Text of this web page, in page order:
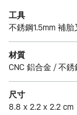
工具
不銹鋼1.5mm 補
材質
CNC 鋁合金 / 不銹
尺寸
8.8 x 2.2 x 2.2 cm